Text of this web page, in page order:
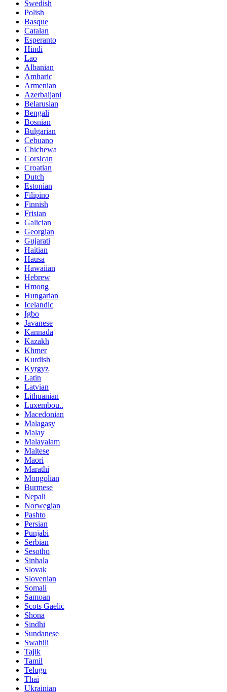
Swedish
Polish
Basque
Catalan
Esperanto
Hindi
Lao
Albanian
Amharic
Armenian
Azerbaijani
Belarusian
Bengali
Bosnian
Bulgarian
Cebuano
Chichewa
Corsican
Croatian
Dutch
Estonian
Filipino
Finnish
Frisian
Galician
Georgian
Gujarati
Haitian
Hausa
Hawaiian
Hebrew
Hmong
Hungarian
Icelandic
Igbo
Javanese
Kannada
Kazakh
Khmer
Kurdish
Kyrgyz
Latin
Latvian
Lithuanian
Luxembou..
Macedonian
Malagasy
Malay
Malayalam
Maltese
Maori
Marathi
Mongolian
Burmese
Nepali
Norwegian
Pashto
Persian
Punjabi
Serbian
Sesotho
Sinhala
Slovak
Slovenian
Somali
Samoan
Scots Gaelic
Shona
Sindhi
Sundanese
Swahili
Tajik
Tamil
Telugu
Thai
Ukrainian